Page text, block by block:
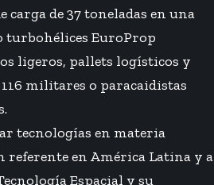
carga de 37 toneladas en una
turbohélices EuroProp
ligeros, pallets logísticos y
militares o paracaidistas
tecnologías en materia
referente en América Latina y a
Espacial y su